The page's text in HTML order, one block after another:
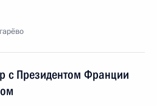
с Президентом Франции